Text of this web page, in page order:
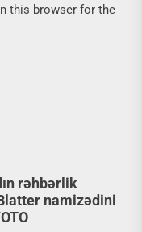
this browser for the
rəhbərlik
namizədini